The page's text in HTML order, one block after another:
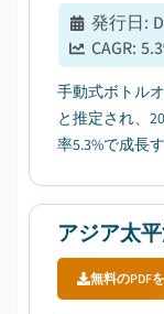
発行日:
CAGR: 5.3
手動式ボトル
と推定され、
率5.3%で成長
アジア太
無料のPDF